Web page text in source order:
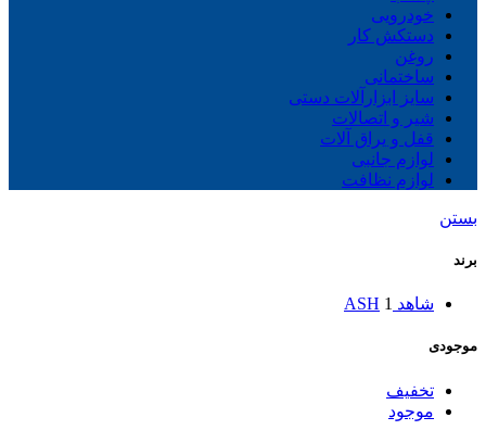
خودرویی
دستکش کار
روغن
ساختمانی
سایز ابزارآلات دستی
شیر و اتصالات
قفل و یراق آلات
لوازم جانبی
لوازم نظافت
بستن
برند
شاهد ASH 1
موجودی
تخفیف
موجود